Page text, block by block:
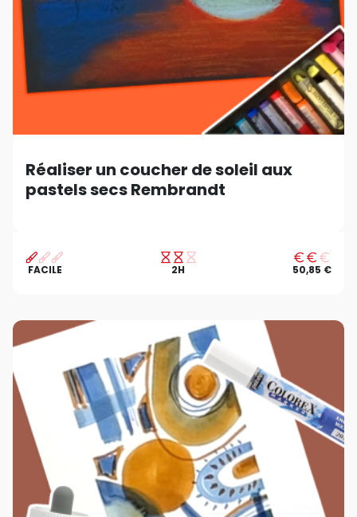
Réaliser un coucher de soleil aux
pastels secs Rembrandt
FACILE 2H 50,85 €